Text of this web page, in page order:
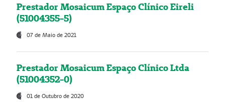
Prestador Mosaicum Espaço Clínico Eireli
(51004355-5)
07 de Maio de 2021
Prestador Mosaicum Espaço Clínico Ltda
(51004352-0)
01 de Outubro de 2020